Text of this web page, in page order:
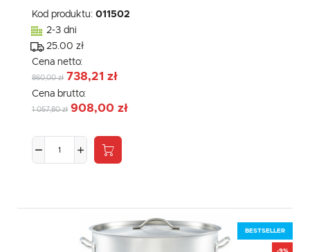
Kod produktu: 011502
2-3 dni
25.00 zł
Cena netto:
860,00 zł 738,21 zł
Cena brutto:
1 057,80 zł 908,00 zł
BESTSELLER